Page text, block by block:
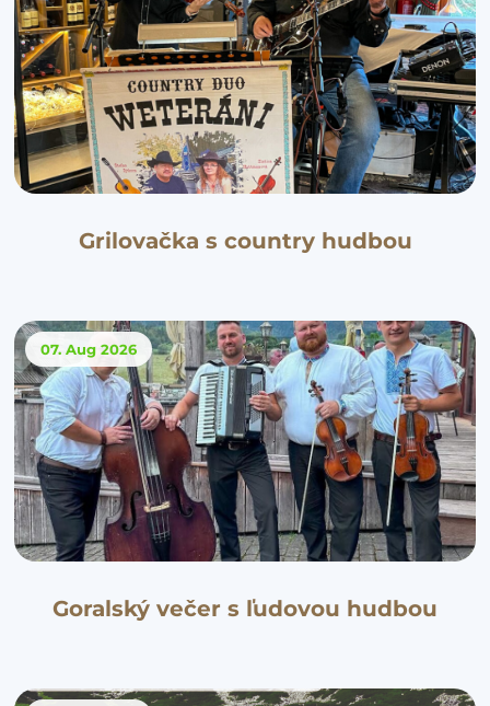
Grilovačka s country hudbou
07. Aug 2026
Goralský večer s ľudovou hudbou